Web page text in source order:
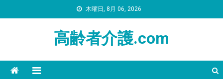
木曜日, 8月 06, 2026
高齢者介護.com